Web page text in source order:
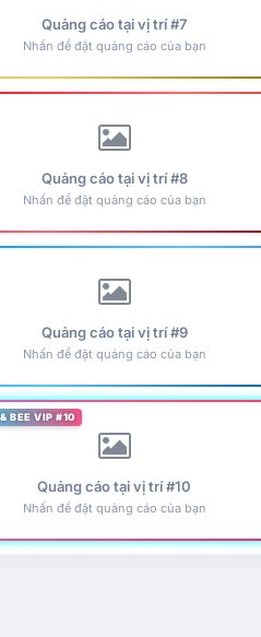
Quảng cáo tại vị trí #7
Nhấn để đặt quảng cáo của bạn
Quảng cáo tại vị trí #8
Nhấn để đặt quảng cáo của bạn
Quảng cáo tại vị trí #9
Nhấn để đặt quảng cáo của bạn
BEE VIP #10
Quảng cáo tại vị trí #10
Nhấn để đặt quảng cáo của bạn